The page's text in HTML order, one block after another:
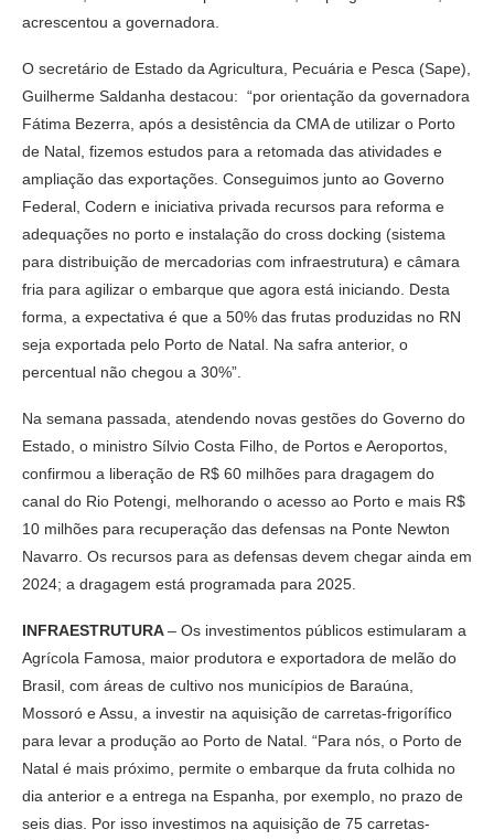
acrescentou a governadora.
O secretário de Estado da Agricultura, Pecuária e Pesca (Sape),
Guilherme Saldanha destacou: “por orientação da governadora
Fátima Bezerra, após a desistência da CMA de utilizar o Porto
de Natal, fizemos estudos para a retomada das atividades e
ampliação das exportações. Conseguimos junto ao Governo
Federal, Codern e iniciativa privada recursos para reforma e
adequações no porto e instalação do cross docking (sistema
para distribuição de mercadorias com infraestrutura) e câmara
fria para agilizar o embarque que agora está iniciando. Desta
forma, a expectativa é que a 50% das frutas produzidas no RN
seja exportada pelo Porto de Natal. Na safra anterior, o
percentual não chegou a 30%”.
Na semana passada, atendendo novas gestões do Governo do
Estado, o ministro Sílvio Costa Filho, de Portos e Aeroportos,
confirmou a liberação de R$ 60 milhões para dragagem do
canal do Rio Potengi, melhorando o acesso ao Porto e mais R$
10 milhões para recuperação das defensas na Ponte Newton
Navarro. Os recursos para as defensas devem chegar ainda em
2024; a dragagem está programada para 2025.
INFRAESTRUTURA– Os investimentos públicos estimularam a
Agrícola Famosa, maior produtora e exportadora de melão do
Brasil, com áreas de cultivo nos municípios de Baraúna,
Mossoró e Assu, a investir na aquisição de carretas-frigorífico
para levar a produção ao Porto de Natal. “Para nós, o Porto de
Natal é mais próximo, permite o embarque da fruta colhida no
dia anterior e a entrega na Espanha, por exemplo, no prazo de
seis dias. Por isso investimos na aquisição de 75 carretas-